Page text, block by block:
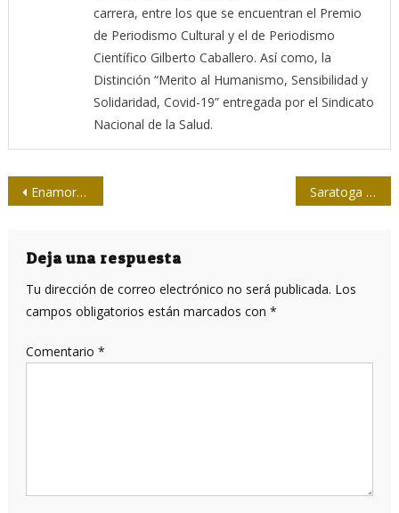
carrera, entre los que se encuentran el Premio
de Periodismo Cultural y el de Periodismo
Científico Gilberto Caballero. Así como, la
Distinción “Merito al Humanismo, Sensibilidad y
Solidaridad, Covid-19” entregada por el Sindicato
Nacional de la Salud.
Navegación
entradas
Enamorado del croto del jardín, salir del closet y un código Saratoga y Matanzas en una nación unida
Deja una respuesta
Tu dirección de correo electrónico no será publicada. Los
campos obligatorios están marcados con *
Comentario *